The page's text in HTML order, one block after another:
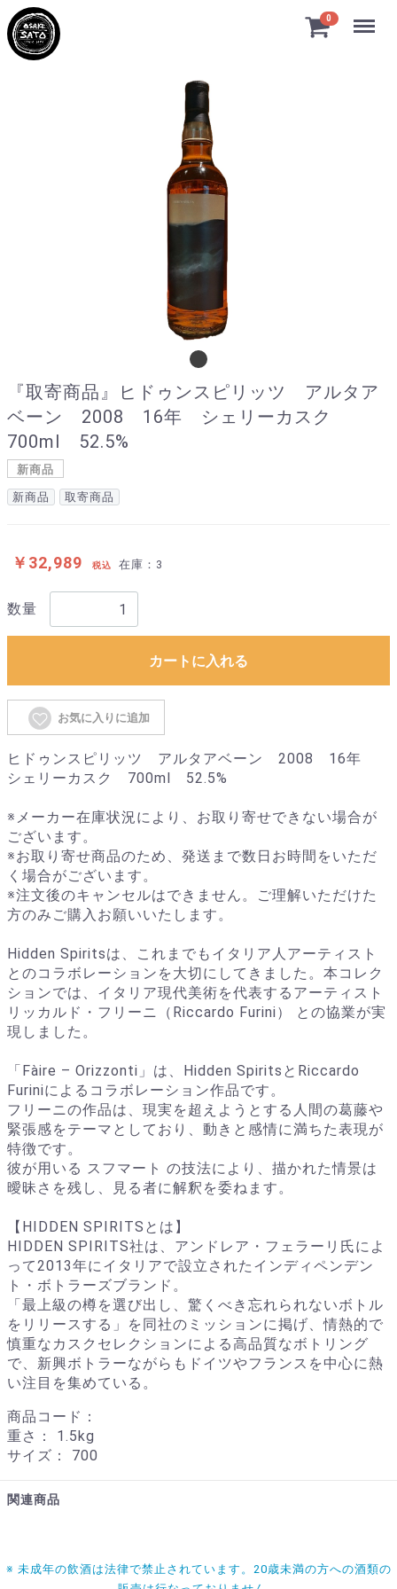
0 Menu
『取寄商品』ヒドゥンスピリッツ アルタア
ベーン 2008 16年 シェリーカスク
700ml 52.5%
新商品
新商品 取寄商品
￥32,989 税込 在庫：3
数量
カートに入れる
お気に入りに追加
ヒドゥンスピリッツ アルタアベーン 2008 16年
シェリーカスク 700ml 52.5%
※メーカー在庫状況により、お取り寄せできない場合が
ございます。
※お取り寄せ商品のため、発送まで数日お時間をいただ
く場合がございます。
※注文後のキャンセルはできません。ご理解いただけた
方のみご購入お願いいたします。
Hidden Spiritsは、これまでもイタリア人アーティスト
とのコラボレーションを大切にしてきました。本コレク
ションでは、イタリア現代美術を代表するアーティスト
リッカルド・フリーニ（Riccardo Furini） との協業が実
現しました。
「Fàire – Orizzonti」は、Hidden SpiritsとRiccardo
Furiniによるコラボレーション作品です。
フリーニの作品は、現実を超えようとする人間の葛藤や
緊張感をテーマとしており、動きと感情に満ちた表現が
特徴です。
彼が用いる スフマート の技法により、描かれた情景は
曖昧さを残し、見る者に解釈を委ねます。
【HIDDEN SPIRITSとは】
HIDDEN SPIRITS社は、アンドレア・フェラーリ氏によ
って2013年にイタリアで設立されたインディペンデン
ト・ボトラーズブランド。
「最上級の樽を選び出し、驚くべき忘れられないボトル
をリリースする」を同社のミッションに掲げ、情熱的で
慎重なカスクセレクションによる高品質なボトリング
で、新興ボトラーながらもドイツやフランスを中心に熱
い注目を集めている。
商品コード：
重さ： 1.5kg
サイズ： 700
関連商品
※ 未成年の飲酒は法律で禁止されています。20歳未満の方への酒類の